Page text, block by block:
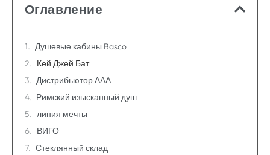
Оглавление
Душевые кабины Basco
Кей Джей Бат
Дистрибьютор ААА
Римский изысканный душ
линия мечты
ВИГО
Стеклянный склад